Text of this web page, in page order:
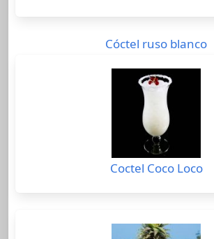
Cóctel ruso blanco
Coctel Coco Loco